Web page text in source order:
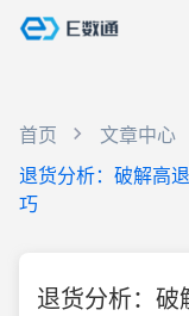
首页
文章中心
退货分析：破解高
巧
退货分析：